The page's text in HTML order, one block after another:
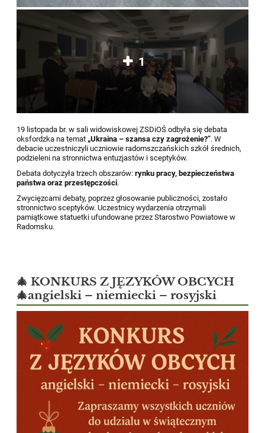
1
19 listopada br. w sali widowiskowej ZSDiOŚ odbyła się debata
oksfordzka na temat „Ukraina – szansa czy zagrożenie?”. W
debacie uczestniczyli uczniowie radomszczańskich szkół średnich,
podzieleni na stronnictwa entuzjastów i sceptyków.
Debata dotyczyła trzech obszarów:rynku pracy, bezpieczeństwa
państwa oraz przestępczości.
Zwycięzcami debaty, poprzez głosowanie publiczności, zostało
stronnictwo sceptyków. Uczestnicy wydarzenia otrzymali
pamiątkowe statuetki ufundowane przez Starostwo Powiatowe w
Radomsku.
🎄 KONKURS Z JĘZYKÓW OBCYCH
🎄angielski – niemiecki – rosyjski